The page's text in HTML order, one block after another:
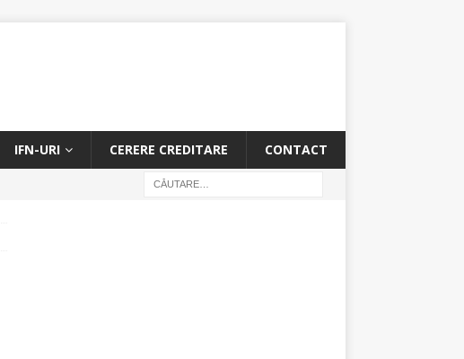
IFN-URI CERERE CREDITARE CONTACT